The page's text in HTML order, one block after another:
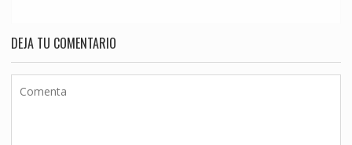
DEJA TU COMENTARIO